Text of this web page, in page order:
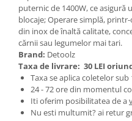
umbrire
Lopeti zapada
Zdrobitoare si teascuri
Teascuri
Zdrobitoare electrice
Zdrobitoare electrice &
Zdrobitoare manuale
puternic de 1400W, ce
blocaje; Operare simplă,
din inox de înaltă calitate,
cărnii sau legumelor mai tari.
Brand: Detoolz
Taxa de livrare: 30 LEI
Taxa se aplica coletelor sub
24 - 72 ore din momentul
Iti oferim posibilitatea de a
Nu esti multumit? ai retur